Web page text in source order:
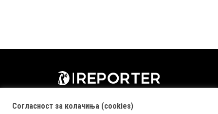
Согласност за колачиња (cookies)